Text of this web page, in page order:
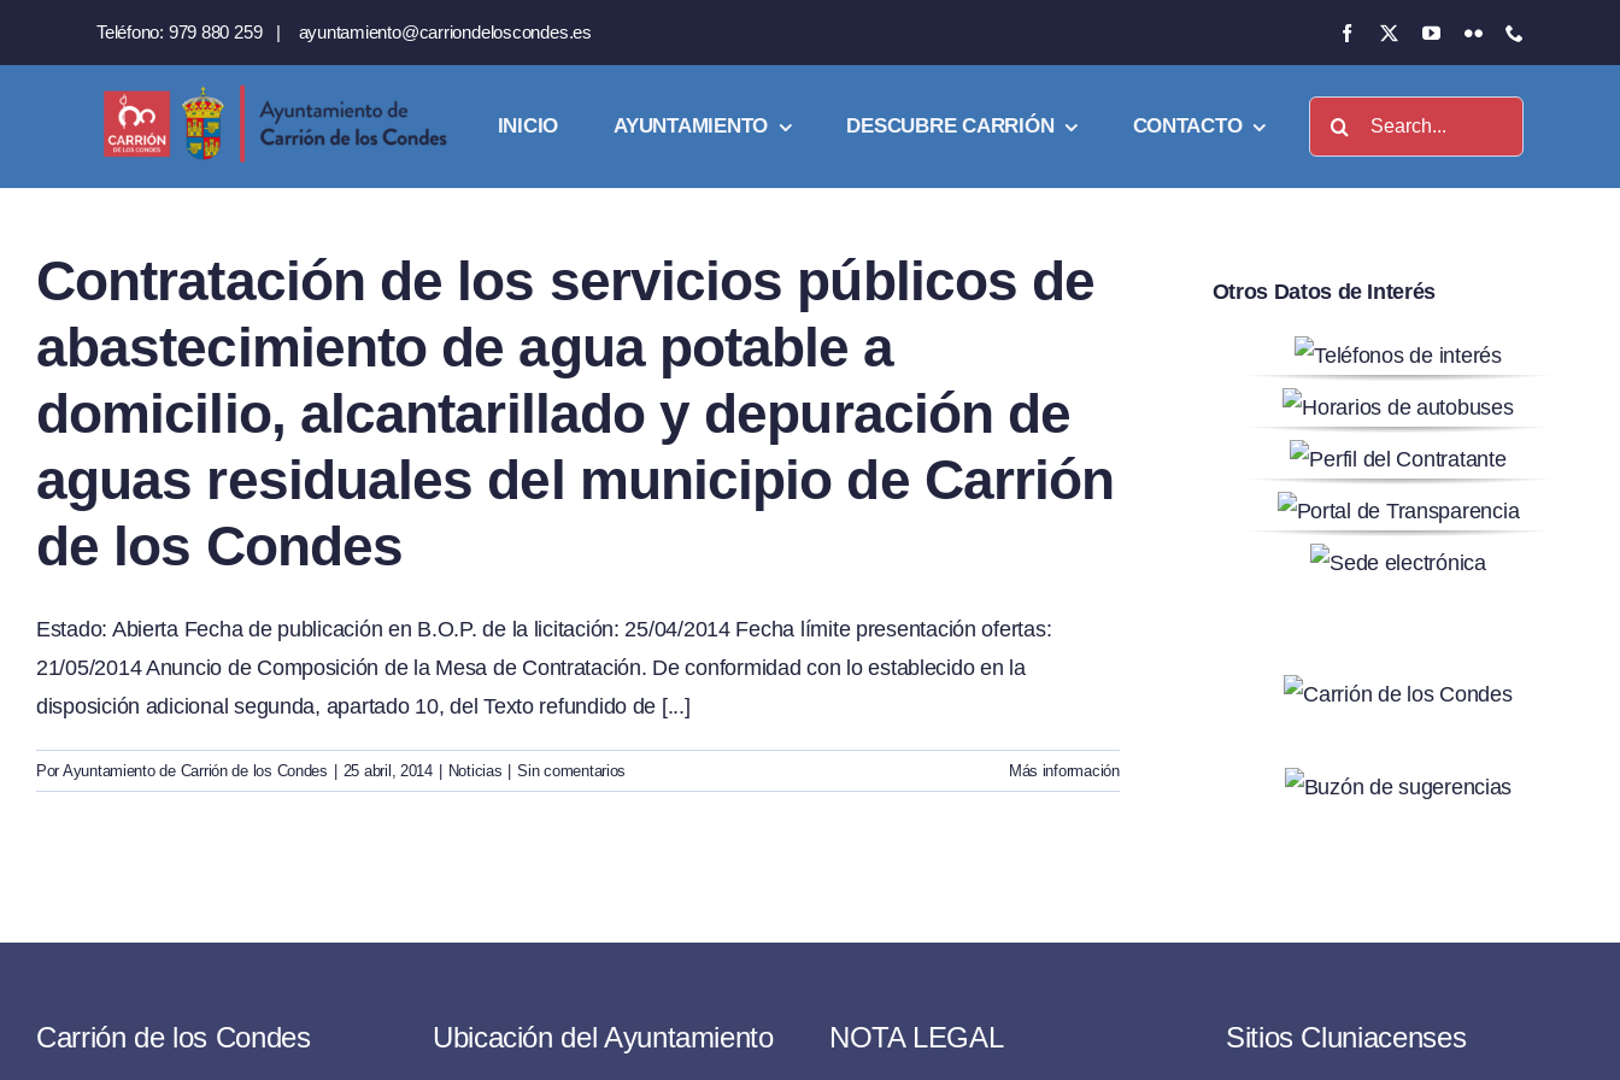
Teléfono: 979 880 259 | ayuntamiento@carriondeloscondes.es
INICIO AYUNTAMIENTO DESCUBRE CARRIÓN CONTACTO Buscar:
Contratación de los servicios públicos de
abastecimiento de agua potable a
domicilio, alcantarillado y depuración de
aguas residuales del municipio de Carrión
de los Condes
Estado: Abierta Fecha de publicación en B.O.P. de la licitación: 25/04/2014 Fecha límite presentación ofertas:
21/05/2014 Anuncio de Composición de la Mesa de Contratación. De conformidad con lo establecido en la
disposición adicional segunda, apartado 10, del Texto refundido de [...]
Por Ayuntamiento de Carrión de los Condes 25 abril, 2014 Noticias Sin comentarios Más información
Otros Datos de Interés
Carrión de los Condes Ubicación del Ayuntamiento NOTA LEGAL Sitios Cluniacenses